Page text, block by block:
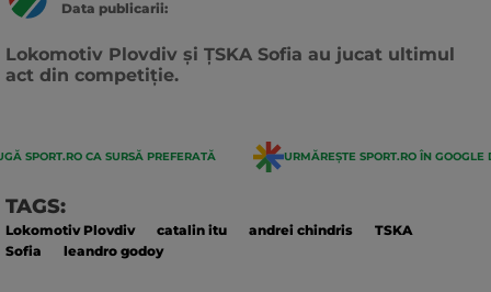
Data publicarii:
Lokomotiv Plovdiv și ȚSKA Sofia au jucat ultimul
act din competiție.
SPORT.RO CA SURSĂ PREFERATĂ URMĂREȘTE SPORT.RO ÎN GOOGLE
TAGS:
Lokomotiv Plovdiv catalin itu andrei chindris
TSKA
Sofia
leandro godoy